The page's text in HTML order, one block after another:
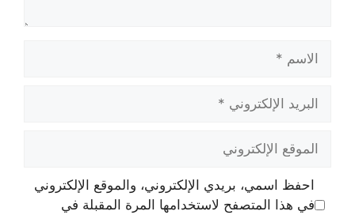
الإلكتروني
الإلكتروني
احفظ اسمي، بريدي الإلكتروني، والموقع الإلكتروني
في هذا المتصفح لاستخدامها المرة المقبلة في